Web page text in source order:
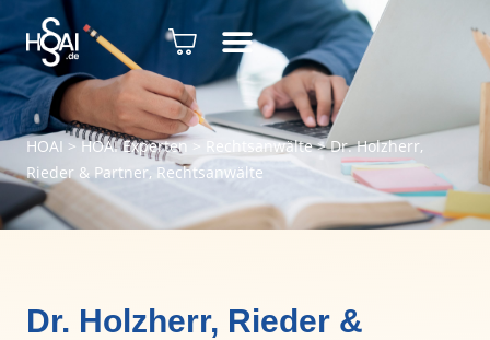
HOAI > HOAI Experten> Rechtsanwälte>Dr. Holzherr,
Rieder & Partner, Rechtsanwälte
Dr. Holzherr, Rieder &